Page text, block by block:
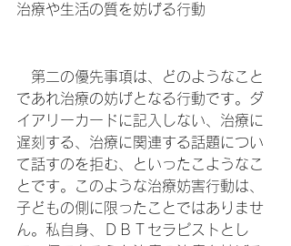
治療や生活の質を妨げる行動
第二の優先事項は、どのようなこと
であれ治療の妨げとなる行動です。ダ
イアリーカードに記入しない、治療に
遅刻する、治療に関連する話題につい
て話すのを拒む、といったこようなこ
とです。このような治療妨害行動は、
子どもの側に限ったことではありませ
ん。私自身、ＤＢＴセラピストとし